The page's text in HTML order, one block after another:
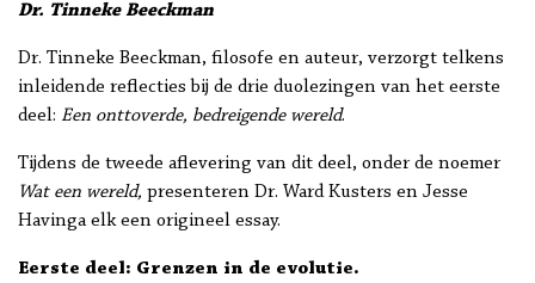
Dr. Tinneke Beeckman
Dr. Tinneke Beeckman, filosofe en auteur, verzorgt telkens
inleidende reflecties bij de drie duolezingen van het eerste
deel: Een onttoverde, bedreigende wereld.
Tijdens de tweede aflevering van dit deel, onder de noemer
Wat een wereld, presenteren Dr. Ward Kusters en Jesse
Havinga elk een origineel essay.
Eerste deel: Grenzen in de evolutie.